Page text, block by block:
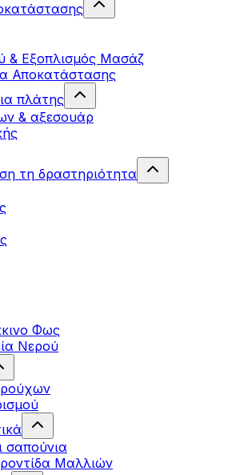
& Εξοπλισμός Μασάζ
Αποκατάστασης
πλάτης
& αξεσουάρ
τη δραστηριότητα
Φως
Νερού
σαπούνια
Μαλλιών